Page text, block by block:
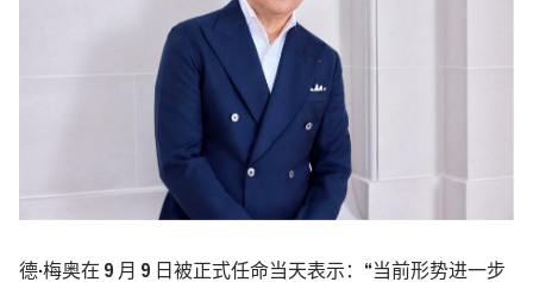
德·梅奥在 9 月 9 日被正式任命当天表示：“当前形势进一步